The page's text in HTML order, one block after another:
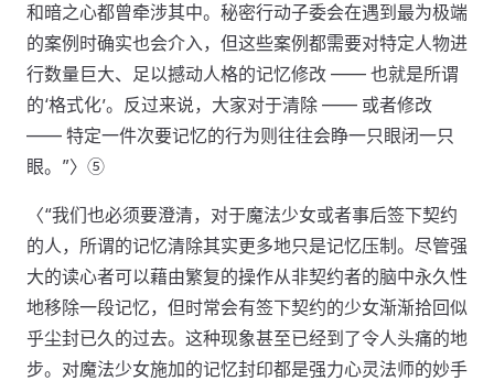
和暗之心都曾牵涉其中。秘密行动子委会在遇到最为极端
的案例时确实也会介入，但这些案例都需要对特定人物进
行数量巨大、足以撼动人格的记忆修改 —— 也就是所谓
的‘格式化’。反过来说，大家对于清除 —— 或者修改
—— 特定一件次要记忆的行为则往往会睁一只眼闭一只
眼。”〉⑤
〈“我们也必须要澄清，对于魔法少女或者事后签下契约
的人，所谓的记忆清除其实更多地只是记忆压制。尽管强
大的读心者可以藉由繁复的操作从非契约者的脑中永久性
地移除一段记忆，但时常会有签下契约的少女渐渐拾回似
乎尘封已久的过去。这种现象甚至已经到了令人头痛的地
步。对魔法少女施加的记忆封印都是强力心灵法师的妙手